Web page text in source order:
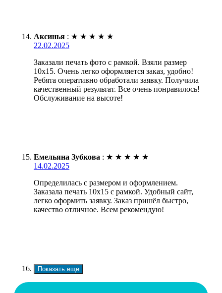
Аксинья : ★ ★ ★ ★ ★
22.02.2025
Заказали печать фото с рамкой. Взяли размер
10х15. Очень легко оформляется заказ, удобно!
Ребята оперативно обработали заявку. Получила
качественный результат. Все очень понравилось!
Обслуживание на высоте!
Емельяна Зубкова : ★ ★ ★ ★ ★
14.02.2025
Определилась с размером и оформлением.
Заказала печать 10х15 с рамкой. Удобный сайт,
легко оформить заявку. Заказ пришёл быстро,
качество отличное. Всем рекомендую!
Показать еще